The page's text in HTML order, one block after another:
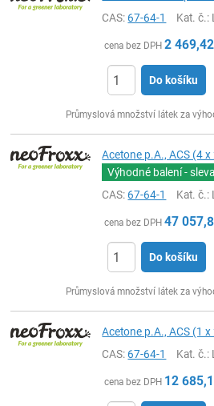
CAS:67-64-1 Kat. č.:
cena bez DPH 2 469,42
Do košíku
Průmyslová množství látek za
Acetone p.A., ACS (4 x
Výhodné balení -
CAS:67-64-1 Kat. č.:
cena bez DPH 47
Do košíku
Průmyslová množství látek za
Acetone p.A., ACS (1 x
CAS:67-64-1 Kat. č.:
cena bez DPH 12